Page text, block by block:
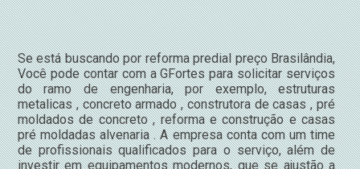
Se está buscando por reforma predial preço Brasilândia,
Você pode contar com a GFortes para solicitar serviços
do ramo de engenharia, por exemplo, estruturas
metalicas , concreto armado , construtora de casas , pré
moldados de concreto , reforma e construção e casas
pré moldadas alvenaria . A empresa conta com um time
de profissionais qualificados para o serviço, além de
investir em equipamentos modernos, que se ajustão a